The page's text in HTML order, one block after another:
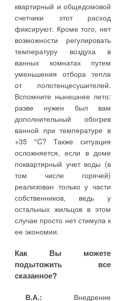
квартирный и общедомовой
счетчики этот расход
фиксируют. Кроме того, нет
возможности регулировать
температуру воздуха в
ванных комнатах путем
уменьшения отбора тепла
от полотенцесушителей.
Вспомните нынешнее лето:
разве нужен был вам
дополнительный обогрев
ванной при температуре в
+35 °C? Также ситуация
осложняется, если в доме
поквартирный учет воды (в
том числе горячей)
реализован только у части
собственников, ведь у
остальных жильцов в этом
случае просто нет стимула к
ее экономии.
Как Вы можете
подытожить все
сказанное?
В.А.: Внедрение
где к оборудованию
предъявляются подобные
требования.
За любой
дополнительной
информацией и
консультацией обращайтесь
в ООО «КСБ».